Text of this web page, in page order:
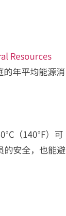
Resources
的年平均能源消
（140°F）可
的安全，也能避